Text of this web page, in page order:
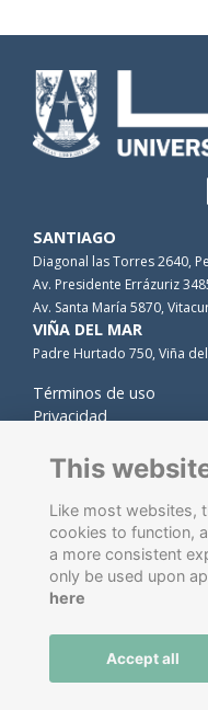
SANTIAGO
Diagonal las Torres 2640,
Av. Presidente Errázuriz
Av. Santa María 5870,
VIÑA DEL MAR
Padre Hurtado 750, Viña
Términos de uso
Privacidad
Contacto
Software de gestión
This
Like most websites,
cookies to function,
a more consistent
only be used upon
here
Accept all